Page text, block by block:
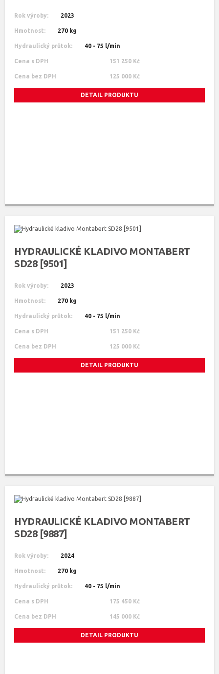
Rok výroby: 2023
Hmotnost: 270 kg
Hydraulický průtok: 40 - 75 l/min
Cena s DPH 151 250 Kč
Cena bez DPH 125 000 Kč
DETAIL PRODUKTU
HYDRAULICKÉ KLADIVO MONTABERT
SD28 [9501]
Rok výroby: 2023
Hmotnost: 270 kg
Hydraulický průtok: 40 - 75 l/min
Cena s DPH 151 250 Kč
Cena bez DPH 125 000 Kč
DETAIL PRODUKTU
HYDRAULICKÉ KLADIVO MONTABERT
SD28 [9887]
Rok výroby: 2024
Hmotnost: 270 kg
Hydraulický průtok: 40 - 75 l/min
Cena s DPH 175 450 Kč
Cena bez DPH 145 000 Kč
DETAIL PRODUKTU